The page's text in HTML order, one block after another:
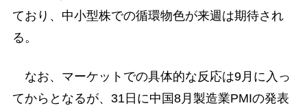
ており、中小型株での循環物色が来週は期待され
る。
なお、マーケットでの具体的な反応は9月に入っ
てからとなるが、31日に中国8月製造業PMIの発表